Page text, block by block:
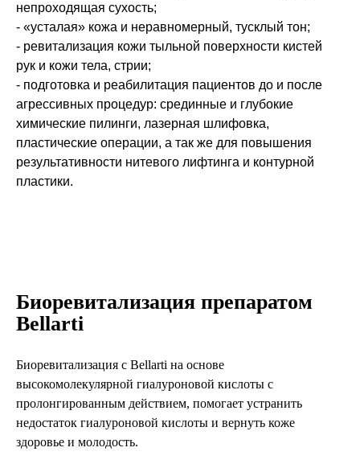
непроходящая сухость;
- «усталая» кожа и неравномерный, тусклый тон;
- ревитализация кожи тыльной поверхности кистей
рук и кожи тела, стрии;
- подготовка и реабилитация пациентов до и после
агрессивных процедур: срединные и глубокие
химические пилинги, лазерная шлифовка,
пластические операции, а так же для повышения
результативности нитевого лифтинга и контурной
пластики.
Биоревитализация препаратом
Bellarti
Биоревитализация с Bellarti на основе
высокомолекулярной гиалуроновой кислоты с
пролонгированным действием, помогает устранить
недостаток гиалуроновой кислоты и вернуть коже
здоровье и молодость.